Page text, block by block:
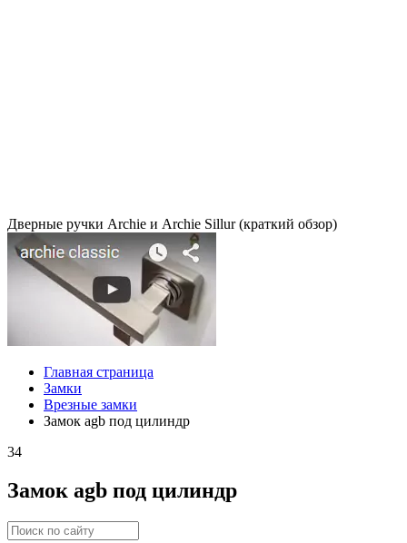
Дверные ручки Archie и Archie Sillur (краткий обзор)
Главная страница
Замки
Врезные замки
Замок agb под цилиндр
34
Замок agb под цилиндр